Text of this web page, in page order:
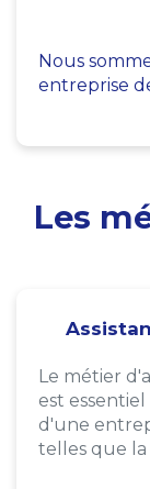
Nous
entreprise
Les
Le métier
est
d'une
telles que la